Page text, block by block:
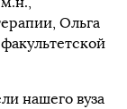
Ольга
нашего вуза